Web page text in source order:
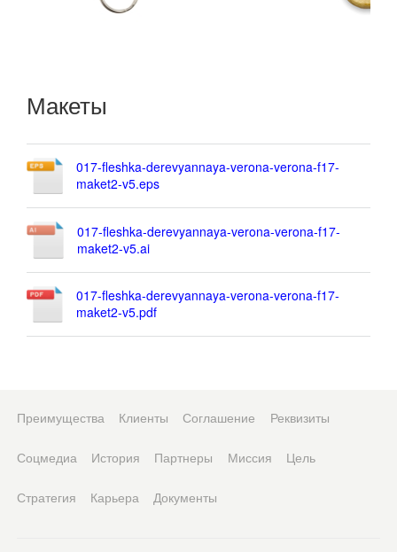
Макеты
017-fleshka-derevyannaya-verona-verona-f17-
maket2-v5.eps
017-fleshka-derevyannaya-verona-verona-f17-
maket2-v5.ai
017-fleshka-derevyannaya-verona-verona-f17-
maket2-v5.pdf
Преимущества Клиенты Соглашение Реквизиты
Соцмедиа История Партнеры Миссия Цель
Стратегия Карьера Документы